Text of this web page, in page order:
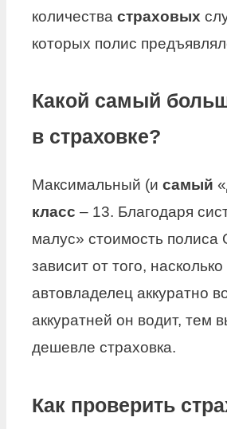
количества страховых
которых полис
Какой самый
в страховке?
Максимальный (и самый
класс – 13. Благодаря
малус» стоимость
зависит от того, насколько
автовладелец аккуратно
аккуратней он водит, тем
дешевле страховка.
Как проверить